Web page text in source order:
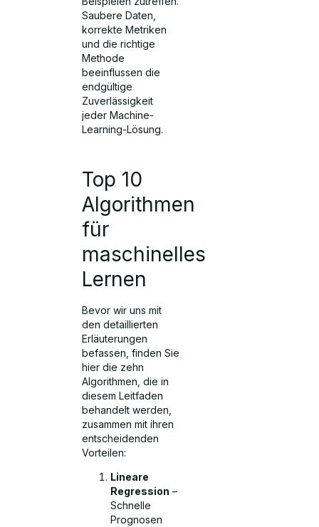
Saubere Daten,
korrekte Metriken
und die richtige
Methode
beeinflussen die
endgültige
Zuverlässigkeit
jeder Machine-
Learning-Lösung.
Top 10
Algorithmen
für
maschinelles
Lernen
Bevor wir uns mit
den detaillierten
Erläuterungen
befassen, finden Sie
hier die zehn
Algorithmen, die in
diesem Leitfaden
behandelt werden,
zusammen mit ihren
entscheidenden
Vorteilen:
Lineare
Regression –
Schnelle
Prognosen